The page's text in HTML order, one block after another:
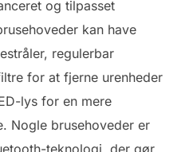
og tilpasset
kan have
regulerbar
for at fjerne urenheder
lys for en mere
Nogle brusehoveder er